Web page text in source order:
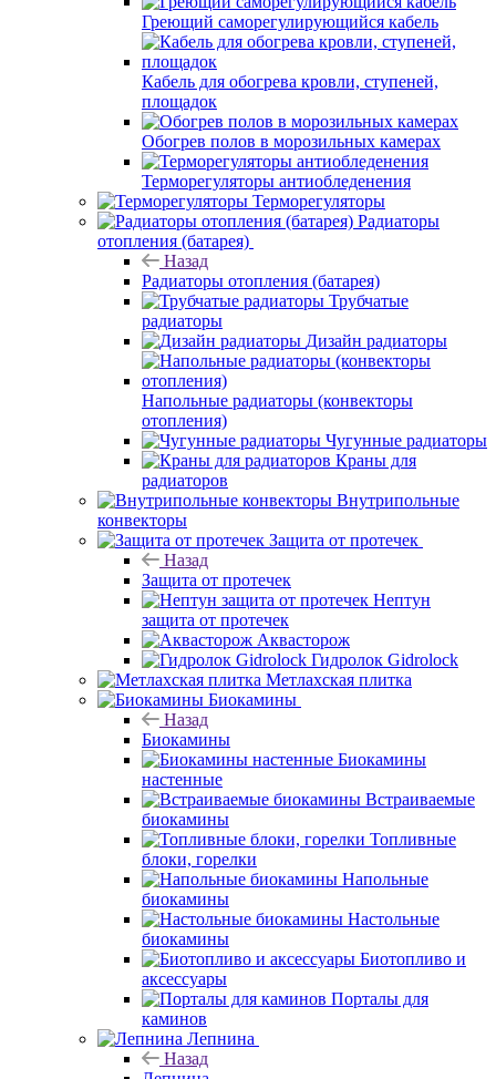
Греющий саморегулирующийся кабель
Кабель для обогрева кровли, ступеней,
площадок
Обогрев полов в морозильных камерах
Терморегуляторы антиобледенения
Терморегуляторы
Радиаторы
отопления (батарея)
Назад
Радиаторы отопления (батарея)
Трубчатые
радиаторы
Дизайн радиаторы
Напольные радиаторы (конвекторы
отопления)
Чугунные радиаторы
Краны для
радиаторов
Внутрипольные
конвекторы
Защита от протечек
Назад
Защита от протечек
Нептун
защита от протечек
Аквасторож
Гидролок Gidrolock
Метлахская плитка
Биокамины
Назад
Биокамины
Биокамины
настенные
Встраиваемые
биокамины
Топливные
блоки, горелки
Напольные
биокамины
Настольные
биокамины
Биотопливо и
аксессуары
Порталы для
каминов
Лепнина
Назад